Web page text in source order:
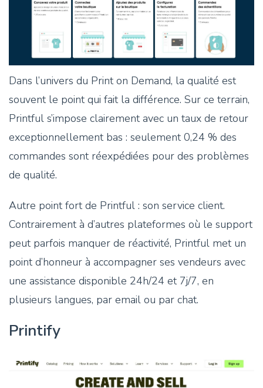
Dans l’univers du Print on Demand, la qualité est
souvent le point qui fait la différence. Sur ce terrain,
Printful s’impose clairement avec un taux de retour
exceptionnellement bas : seulement 0,24 % des
commandes sont réexpédiées pour des problèmes
de qualité.
Autre point fort de Printful : son service client.
Contrairement à d’autres plateformes où le support
peut parfois manquer de réactivité, Printful met un
point d’honneur à accompagner ses vendeurs avec
une assistance disponible 24h/24 et 7j/7, en
plusieurs langues, par email ou par chat.
Printify